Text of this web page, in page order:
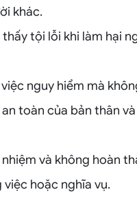
khác.
tội lỗi khi làm hại
nguy hiểm mà
toàn của bản thân
và không hoàn
việc hoặc nghĩa vụ.